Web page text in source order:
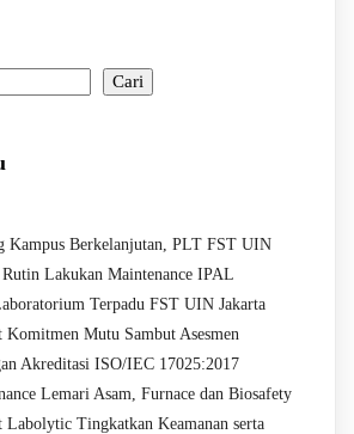
Cari
Kampus Berkelanjutan, PLT FST UIN
Rutin Lakukan Maintenance IPAL
Terpadu FST UIN Jakarta
Komitmen Mutu Sambut Asesmen
Akreditasi ISO/IEC 17025:2017
Lemari Asam, Furnace dan Biosafety
Labolytic Tingkatkan Keamanan serta